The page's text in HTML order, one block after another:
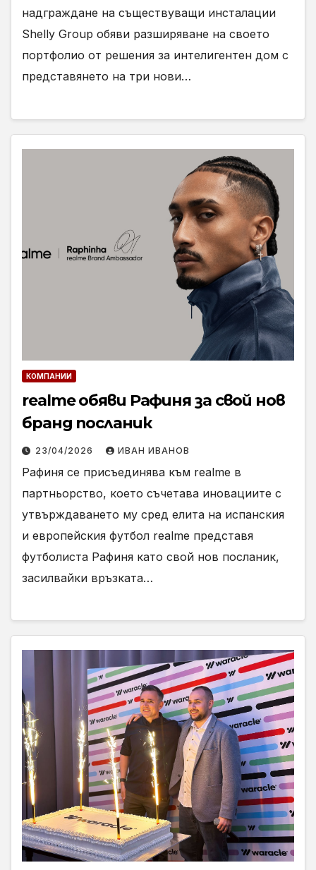
надграждане на съществуващи инсталации
Shelly Group обяви разширяване на своето
портфолио от решения за интелигентен дом с
представянето на три нови…
КОМПАНИИ
realme обяви Рафиня за свой нов
бранд посланик
23/04/2026 ИВАН ИВАНОВ
Рафиня се присъединява към realme в
партньорство, което съчетава иновациите с
утвърждаването му сред елита на испанския
и европейския футбол realme представя
футболиста Рафиня като свой нов посланик,
засилвайки връзката…